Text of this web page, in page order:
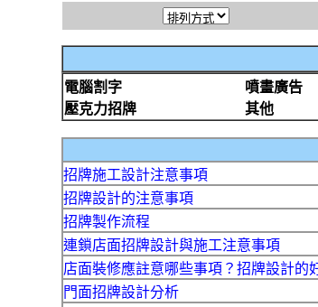
電腦割字
噴畫廣告
壓克力招牌
其他
招牌施工設計注意事項
招牌設計的注意事項
招牌製作流程
連鎖店面招牌設計與施工注意事項
店面裝修應註意哪些事項？招牌設計的
門面招牌設計分析